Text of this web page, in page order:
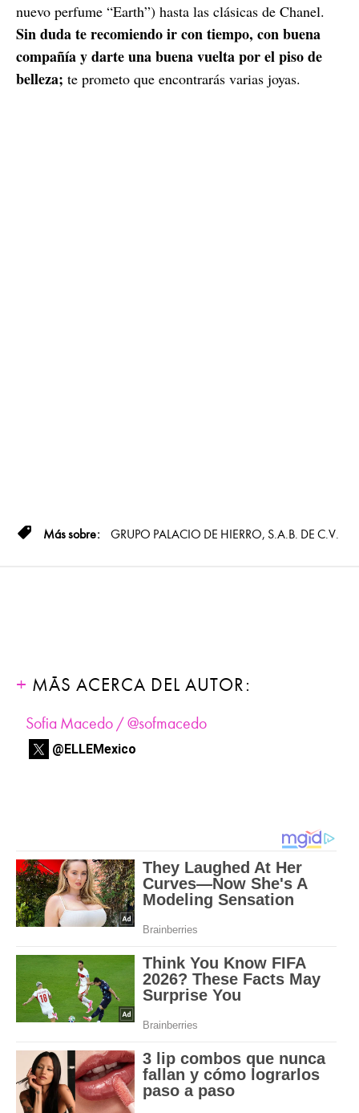
nuevo perfume “Earth”) hasta las clásicas de Chanel.
Sin duda te recomiendo ir con tiempo, con buena
compañía y darte una buena vuelta por el piso de
belleza; te prometo que encontrarás varias joyas.
GRUPO PALACIO DE HIERRO, S.A.B. DE C.V.
MÁS ACERCA DEL AUTOR:
Sofia Macedo / @sofmacedo
@ELLEMexico